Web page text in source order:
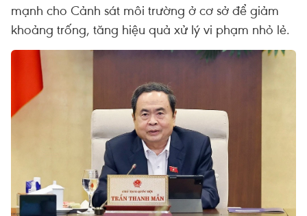
mạnh cho Cảnh sát môi trường ở cơ sở để giảm
khoảng trống, tăng hiệu quả xử lý vi phạm nhỏ lẻ.